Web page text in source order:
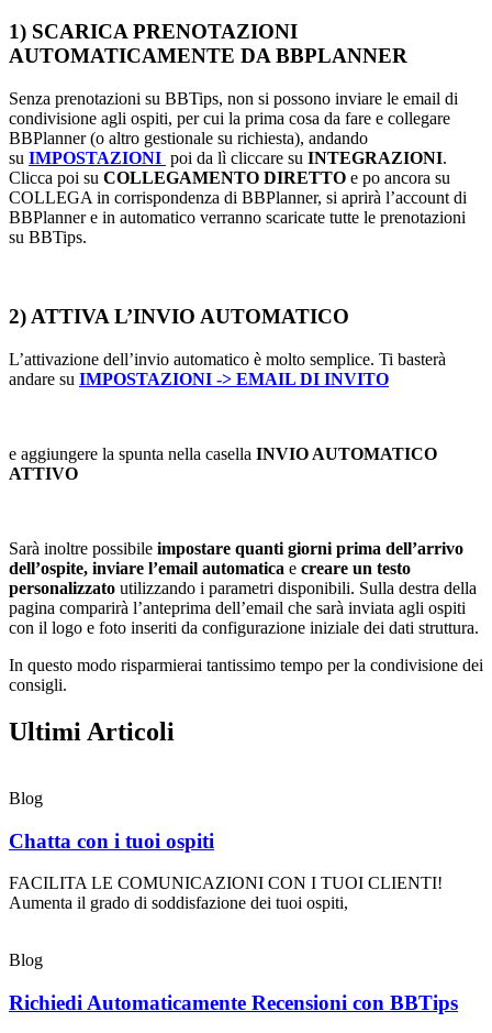
1) SCARICA PRENOTAZIONI
AUTOMATICAMENTE DA BBPLANNER
Senza prenotazioni su BBTips, non si possono inviare le email di
condivisione agli ospiti, per cui la prima cosa da fare e collegare
BBPlanner (o altro gestionale su richiesta), andando
su IMPOSTAZIONI poi da lì cliccare su INTEGRAZIONI.
Clicca poi su COLLEGAMENTO DIRETTO e po ancora su
COLLEGA in corrispondenza di BBPlanner, si aprirà l’account di
BBPlanner e in automatico verranno scaricate tutte le prenotazioni
su BBTips.
2) ATTIVA L’INVIO AUTOMATICO
L’attivazione dell’invio automatico è molto semplice. Ti basterà
andare su IMPOSTAZIONI -> EMAIL DI INVITO
e aggiungere la spunta nella casella INVIO AUTOMATICO
ATTIVO
Sarà inoltre possibile impostare quanti giorni prima dell’arrivo
dell’ospite, inviare l’email automatica e creare un testo
personalizzato utilizzando i parametri disponibili. Sulla destra della
pagina comparirà l’anteprima dell’email che sarà inviata agli ospiti
con il logo e foto inseriti da configurazione iniziale dei dati struttura.
In questo modo risparmierai tantissimo tempo per la condivisione dei
consigli.
Ultimi Articoli
Blog
Chatta con i tuoi ospiti
FACILITA LE COMUNICAZIONI CON I TUOI CLIENTI!
Aumenta il grado di soddisfazione dei tuoi ospiti,
Blog
Richiedi Automaticamente Recensioni con BBTips